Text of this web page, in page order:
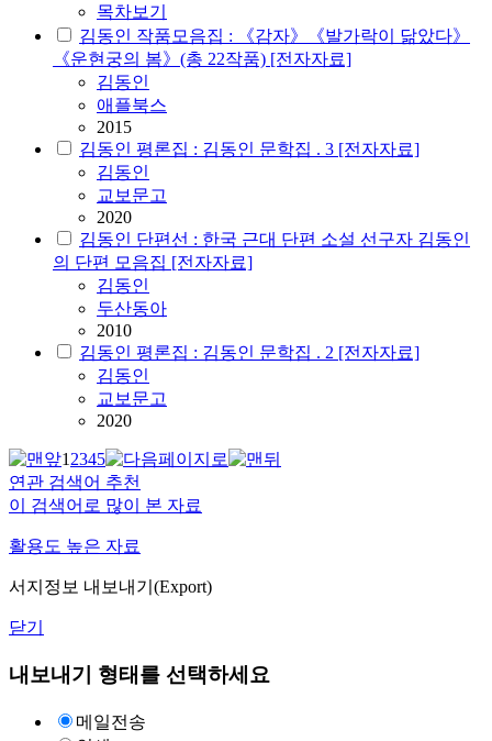
목차보기
김동인 작품모음집 : 《감자》《발가락이 닮았다》
《운현궁의 봄》(총 22작품) [전자자료]
김동인
애플북스
2015
김동인 평론집 : 김동인 문학집 . 3 [전자자료]
김동인
교보문고
2020
김동인 단편선 : 한국 근대 단편 소설 선구자 김동인
의 단편 모음집 [전자자료]
김동인
두산동아
2010
김동인 평론집 : 김동인 문학집 . 2 [전자자료]
김동인
교보문고
2020
12345
연관 검색어 추천
이 검색어로 많이 본 자료
활용도 높은 자료
서지정보 내보내기(Export)
닫기
내보내기 형태를 선택하세요
메일전송